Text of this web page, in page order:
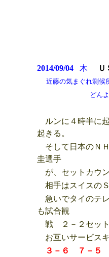
2014/09/04木 Ｕ
近藤の気まぐれ
どんより曇り空、
ルンに４時半に
起きる。
そして日本のＮ
圭選手
が、セットカウン
相手はスイスのＳ
急いでタイのテ
も試合観
戦 ２－２セット
お互いサービスキ
３－６ ７－５